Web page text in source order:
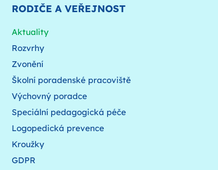
RODIČE A VEŘEJNOST
Aktuality
Rozvrhy
Zvonění
Školní poradenské pracoviště
Výchovný poradce
Speciální pedagogická péče
Logopedická prevence
Kroužky
GDPR